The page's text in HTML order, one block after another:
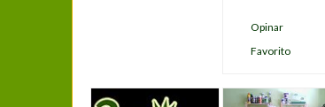
Opinar
Favorito